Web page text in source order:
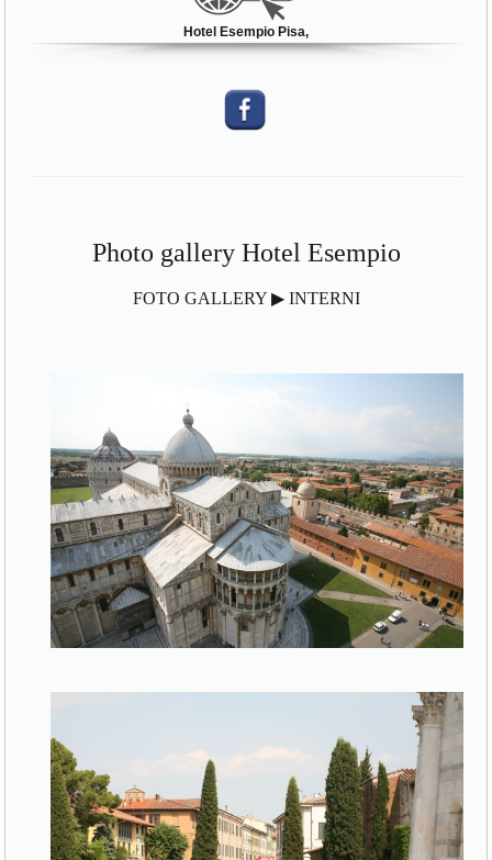
Hotel Esempio Pisa,
Photo gallery Hotel Esempio
FOTO GALLERY ▶ INTERNI